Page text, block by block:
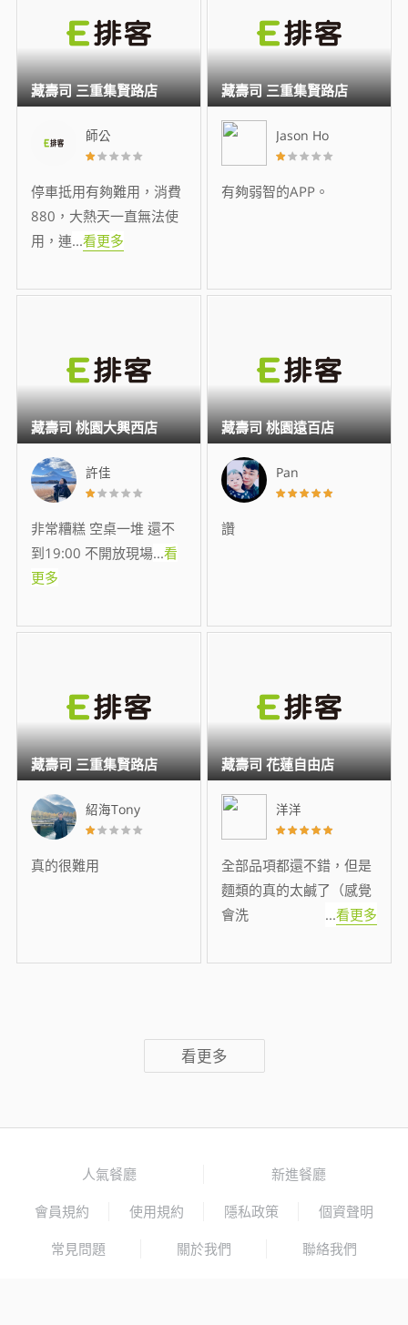
師公
停車抵用有夠難用，消費
880，大熱天一直無法使
用，連...看更多
藏壽司 三重集賢路店
Jason Ho
有夠弱智的APP。
藏壽司 三重集賢路店
許佳
非常糟糕 空桌一堆 還不
到19:00 不開放現場...看
更多
藏壽司 桃園大興西店
Pan
讚
藏壽司 桃園遠百店
紹海Tony
真的很難用
藏壽司 三重集賢路店
洋洋
全部品項都還不錯，但是
麵類的真的太鹹了（感覺
會洗
...看更多
藏壽司 花蓮自由店
看更多
人氣餐廳 新進餐廳
會員規約 使用規約 隱私政策 個資聲明
常見問題 關於我們 聯絡我們